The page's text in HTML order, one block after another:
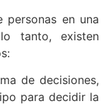
personas en una
tanto, existen
de decisiones,
para decidir la